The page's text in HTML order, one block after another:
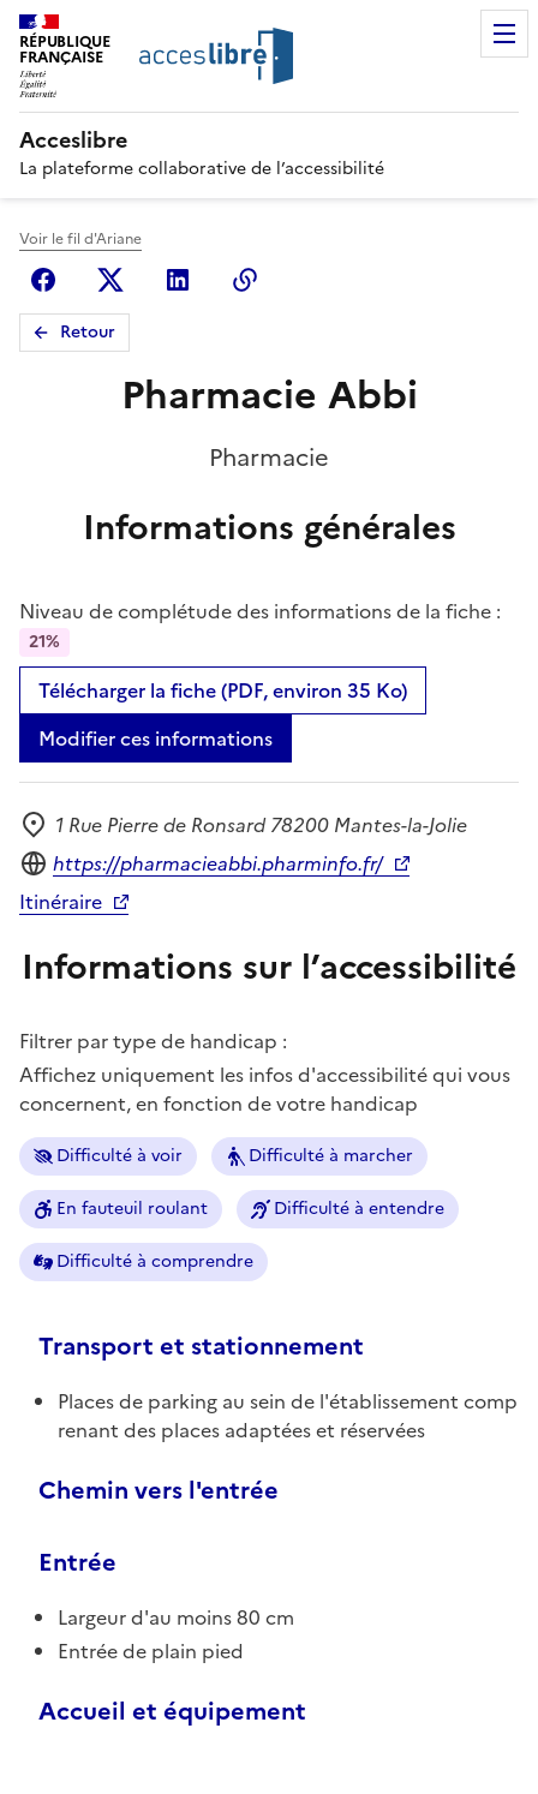
RÉPUBLIQUE
FRANÇAISE
Acceslibre
La plateforme collaborative de l’accessibilité
Voir le fil d'Ariane
FacebookX (anciennement Twitter)
Linkedin
Retour
Pharmacie Abbi
Pharmacie
Informations générales
Niveau de complétude des informations de la fiche :
21%
Télécharger la fiche (PDF, environ 35 Ko)
Modifier ces informations
Adresse
1 Rue Pierre de Ronsard 78200 Mantes-la-Jolie
Site internet
https://pharmacieabbi.pharminfo.fr/
Itinéraire
Informations sur l’accessibilité
Filtrer par type de handicap :
Affichez uniquement les infos d'accessibilité qui vous
concernent, en fonction de votre handicap
Difficulté à voir Difficulté à marcher
En fauteuil roulant Difficulté à entendre
Difficulté à comprendre
Transport et stationnement
Places de parking au sein de l'établissement comp
renant des places adaptées et réservées
Chemin vers l'entrée
Entrée
Largeur d'au moins 80 cm
Entrée de plain pied
Accueil et équipement